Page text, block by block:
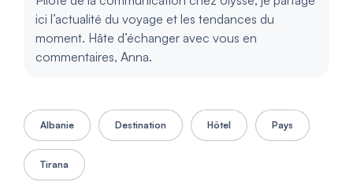
ici l’actualité du voyage et les tendances du
moment. Hâte d’échanger avec vous en
commentaires, Anna.
Albanie Destination Hôtel Pays
Tirana